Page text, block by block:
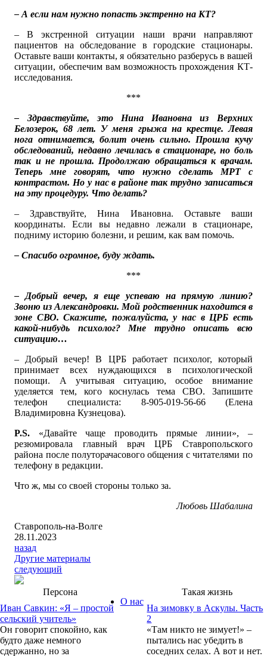
– А если нам нужно попасть экстренно на КТ?
– В экстренной ситуации наши врачи направляют
пациентов на обследование в городские стационары.
Оставьте ваши контакты, я обязательно разберусь в вашей
ситуации, обеспечим вам возможность прохождения КТ-
исследования.
***
– Здравствуйте, это Нина Ивановна из Верхних
Белозерок, 68 лет. У меня грыжа на крестце. Левая
нога отнимается, болит очень сильно. Прошла кучу
обследований, недавно лечилась в стационаре, но боль
так и не прошла. Продолжаю обращаться к врачам.
Теперь мне говорят, что нужно сделать МРТ с
контрастом. Но у нас в районе так трудно записаться
на эту процедуру. Что делать?
– Здравствуйте, Нина Ивановна. Оставьте ваши
координаты. Если вы недавно лежали в стационаре,
подниму историю болезни, и решим, как вам помочь.
– Спасибо огромное, буду ждать.
***
– Добрый вечер, я еще успеваю на прямую линию?
Звоню из Александровки. Мой родственник находится в
зоне СВО. Скажите, пожалуйста, у нас в ЦРБ есть
какой-нибудь психолог? Мне трудно описать всю
ситуацию…
– Добрый вечер! В ЦРБ работает психолог, который
принимает всех нуждающихся в психологической
помощи. А учитывая ситуацию, особое внимание
уделяется тем, кого коснулась тема СВО. Запишите
телефон специалиста: 8-905-019-56-66 (Елена
Владимировна Кузнецова).
P.S. «Давайте чаще проводить прямые линии», –
резюмировала главный врач ЦРБ Ставропольского
района после полуторачасового общения с читателями по
телефону в редакции.
Что ж, мы со своей стороны только за.
Любовь Шабалина
Ставрополь-на-Волге
28.11.2023
назад
Другие материалы
следующий
Персона
Иван Савкин: «Я – простой
сельский учитель»
Он говорит спокойно, как
будто даже немного
сдержанно, но за
Такая жизнь
На зимовку в Аскулы. Часть
2
«Там никто не зимует!» –
пытались нас убедить в
соседних селах. А вот и нет.
О нас